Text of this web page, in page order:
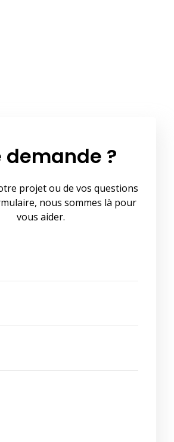
demande ?
projet ou de vos questions
nous sommes là pour
vous aider.